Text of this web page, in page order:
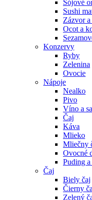
Sójové
Sushi
Zázvor
Ocot a
Konzervy
Ryby
Zelenina
Ovocie
Nápoje
Nealko
Pivo
Víno a
Čaj
Káva
Mlieko
Mliečny
Ovocné
Puding a
Čaj
Biely čaj
Čierny
Zelený